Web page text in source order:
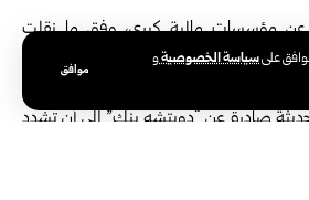
علىسياسة الخصوصيةو
موافق
عن مؤسسات مالية كبرى، وفق ما نقلت
النقدي في أمريكا بات العامل الأكثر حسماً في
صادرة عن “دويتشه بنك” إلى أن تشدد